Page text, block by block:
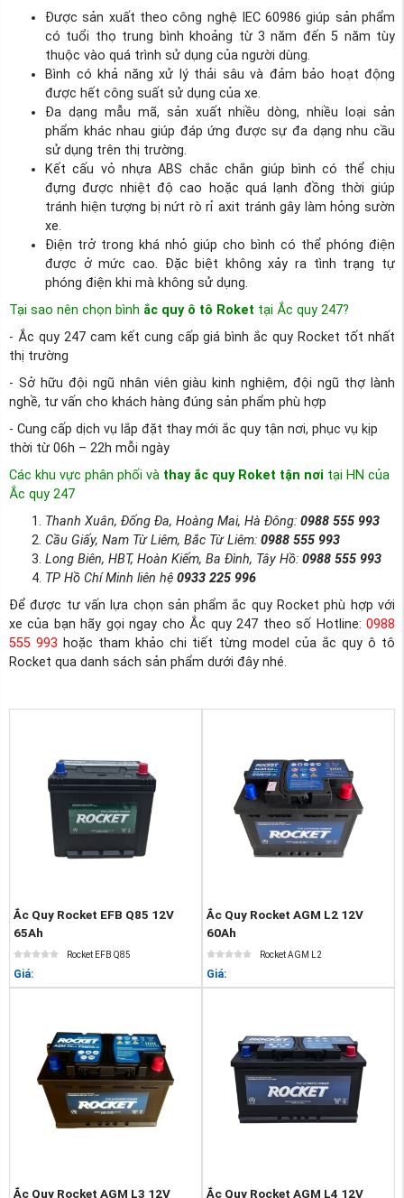
Được sản xuất theo công nghệ IEC 60986 giúp sản phẩm
có tuổi thọ trung bình khoảng từ 3 năm đến 5 năm tùy
thuộc vào quá trình sử dụng của người dùng.
Bình có khả năng xử lý thải sâu và đảm bảo hoạt động
được hết công suất sử dụng của xe.
Đa dạng mẫu mã, sản xuất nhiều dòng, nhiều loại sản
phẩm khác nhau giúp đáp ứng được sự đa dạng nhu cầu
sử dụng trên thị trường.
Kết cấu vỏ nhựa ABS chắc chắn giúp bình có thể chịu
đựng được nhiệt độ cao hoặc quá lạnh đồng thời giúp
tránh hiện tượng bị nứt rò rỉ axit tránh gây làm hỏng sườn
xe.
Điện trở trong khá nhỏ giúp cho bình có thể phóng điện
được ở mức cao. Đặc biệt không xảy ra tình trạng tự
phóng điện khi mà không sử dụng.
Tại sao nên chọn bình ắc quy ô tô Roket tại Ắc quy 247?
- Ắc quy 247 cam kết cung cấp giá bình ắc quy Rocket tốt nhất
thị trường
- Sở hữu đội ngũ nhân viên giàu kinh nghiệm, đội ngũ thợ lành
nghề, tư vấn cho khách hàng đúng sản phẩm phù hợp
- Cung cấp dịch vụ lắp đặt thay mới ắc quy tận nơi, phục vụ kịp
thời từ 06h – 22h mỗi ngày
Các khu vực phân phối và thay ắc quy Roket tận nơi tại HN của
Ắc quy 247
Thanh Xuân, Đống Đa, Hoàng Mai, Hà Đông: 0988 555 993
Cầu Giấy, Nam Từ Liêm, Bắc Từ Liêm: 0988 555 993
Long Biên, HBT, Hoàn Kiếm, Ba Đình, Tây Hồ: 0988 555 993
TP Hồ Chí Minh liên hệ 0933 225 996
Để được tư vấn lựa chọn sản phẩm ắc quy Rocket phù hợp với
xe của bạn hãy gọi ngay cho Ắc quy 247 theo số Hotline: 0988
555 993 hoặc tham khảo chi tiết từng model của ắc quy ô tô
Rocket qua danh sách sản phẩm dưới đây nhé.
Ắc Quy Rocket EFB Q85 12V
65Ah
Rocket EFB Q85
Giá:
Ắc Quy Rocket AGM L2 12V
60Ah
Rocket AGM L2
Giá:
Ắc Quy Rocket AGM L3 12V Ắc Quy Rocket AGM L4 12V